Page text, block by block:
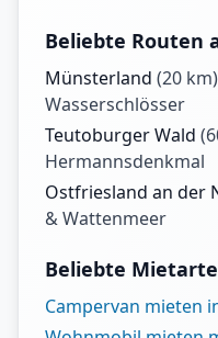
Beliebte Routen
Münsterland (20
Wasserschlösser
Teutoburger Wald (
Hermannsdenkmal
Ostfriesland an der
& Wattenmeer
Beliebte
Campervan mieten